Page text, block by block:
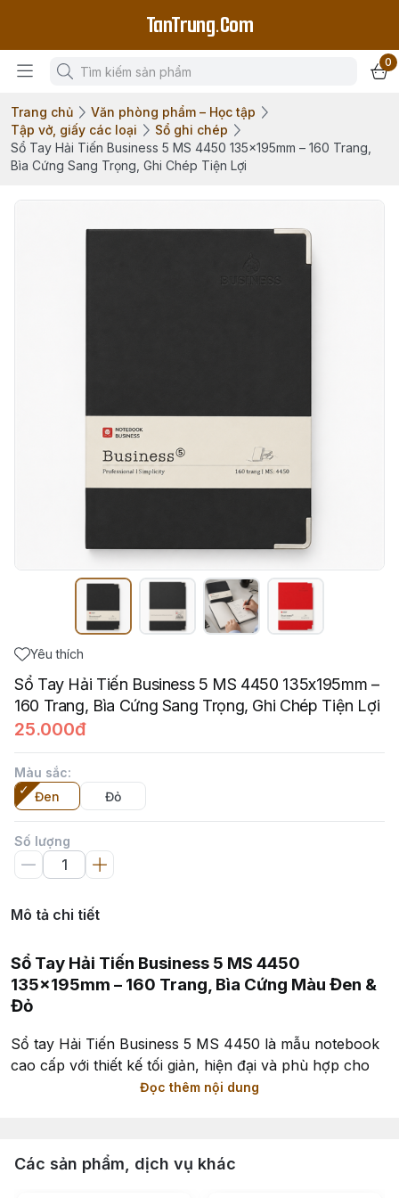
TanTrung.Com
0
Trang chủ
Văn phòng phẩm – Học tập
Tập vở, giấy các loại
Sổ ghi chép
Sổ Tay Hải Tiến Business 5 MS 4450 135x195mm – 160 Trang,
Bìa Cứng Sang Trọng, Ghi Chép Tiện Lợi
Yêu thích
Sổ Tay Hải Tiến Business 5 MS 4450 135x195mm –
160 Trang, Bìa Cứng Sang Trọng, Ghi Chép Tiện Lợi
25.000đ
Màu sắc:
Đen
Đỏ
Số lượng
Mô tả chi tiết
Sổ Tay Hải Tiến Business 5 MS 4450
135x195mm – 160 Trang, Bìa Cứng Màu Đen &
Đỏ
Sổ tay Hải Tiến Business 5 MS 4450 là mẫu notebook
cao cấp với thiết kế tối giản, hiện đại và phù hợp cho
học tập, làm việc hằng ngày. Sản phẩm sở hữu bìa
và người thường xuyên ghi chú công việc.
Đọc thêm nội dung
Các sản phẩm, dịch vụ khác